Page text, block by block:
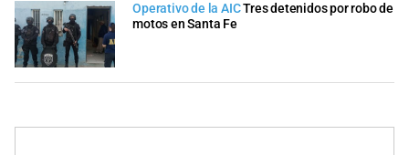
Operativo de la AICTres detenidos por robo de
motos en Santa Fe